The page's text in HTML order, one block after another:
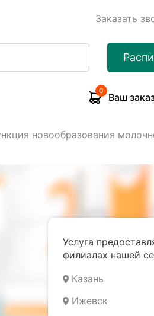
Заказать
0
Ваш
новообразования
Услуга
филиалах нашей
Казань
Ижевск